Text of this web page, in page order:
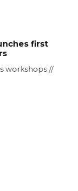
first
workshops //